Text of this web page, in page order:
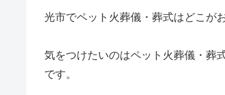
光市でペット火葬儀・葬式はどこが
気をつけたいのはペット火葬儀・葬
です。